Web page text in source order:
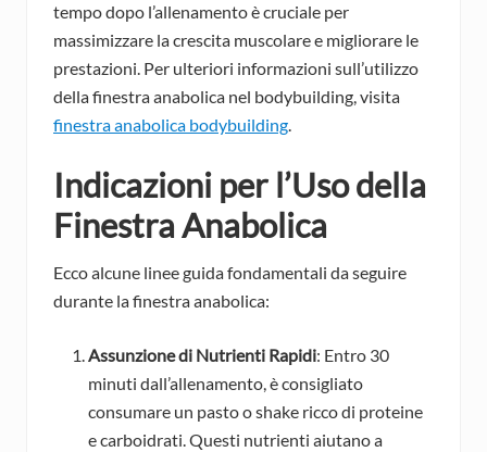
tempo dopo l’allenamento è cruciale per
massimizzare la crescita muscolare e migliorare le
prestazioni. Per ulteriori informazioni sull’utilizzo
della finestra anabolica nel bodybuilding, visita
finestra anabolica bodybuilding.
Indicazioni per l’Uso della
Finestra Anabolica
Ecco alcune linee guida fondamentali da seguire
durante la finestra anabolica:
Assunzione di Nutrienti Rapidi: Entro 30
minuti dall’allenamento, è consigliato
consumare un pasto o shake ricco di proteine
e carboidrati. Questi nutrienti aiutano a